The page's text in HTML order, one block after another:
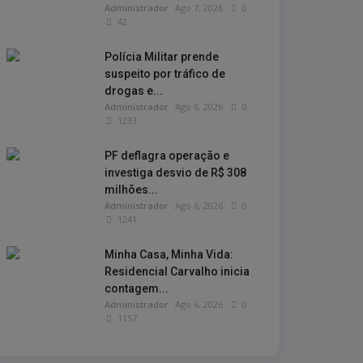
Administrador Ago 7, 2026
0
42
Polícia Militar prende
suspeito por tráfico de
drogas e...
Administrador Ago 6, 2026
0
1233
PF deflagra operação e
investiga desvio de R$ 308
milhões...
Administrador Ago 6, 2026
0
1241
Minha Casa, Minha Vida:
Residencial Carvalho inicia
contagem...
Administrador Ago 6, 2026
0
1157